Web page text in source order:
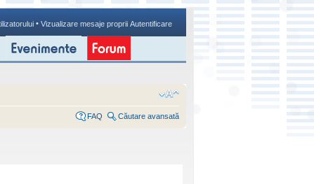
• Vizualizare mesaje proprii Autentificare
FAQ Căutare avansată